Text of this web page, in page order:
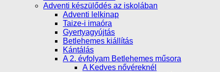
Adventi készülődés az iskolában
Adventi lelkinap
Taize-i imaóra
Gyertyagyújtás
Betlehemes kiállítás
Kántálás
A 2. évfolyam Betlehemes műsora
A Kedves nővéreknél